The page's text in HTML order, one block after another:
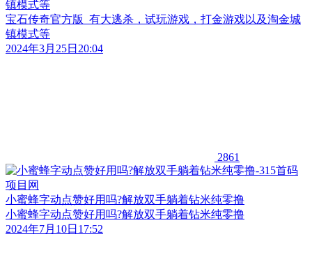
镇模式等
宝石传奇官方版_有大逃杀，试玩游戏，打金游戏以及淘金城
镇模式等
2024年3月25日20:04
2861
小蜜蜂字动点赞好用吗?解放双手躺着钻米纯零撸
小蜜蜂字动点赞好用吗?解放双手躺着钻米纯零撸
2024年7月10日17:52